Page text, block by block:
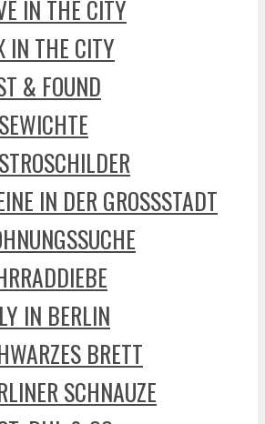
IN THE CITY
IN THE CITY
& FOUND
IN DER GROSSSTADT
IN BERLIN
BRETT
SCHNAUZE